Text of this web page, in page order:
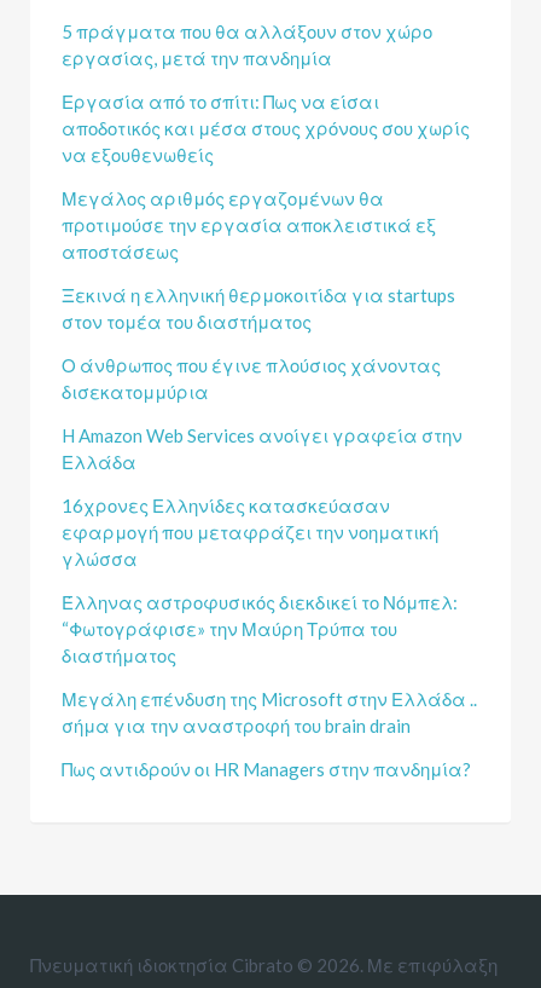
5 πράγματα που θα αλλάξουν στον χώρο
εργασίας, μετά την πανδημία
Εργασία από το σπίτι: Πως να είσαι
αποδοτικός και μέσα στους χρόνους σου χωρίς
να εξουθενωθείς
Μεγάλος αριθμός εργαζομένων θα
προτιμούσε την εργασία αποκλειστικά εξ
αποστάσεως
Ξεκινά η ελληνική θερμοκοιτίδα για startups
στον τομέα του διαστήματος
Ο άνθρωπος που έγινε πλούσιος χάνοντας
δισεκατομμύρια
H Amazon Web Services ανοίγει γραφεία στην
Ελλάδα
16χρονες Ελληνίδες κατασκεύασαν
εφαρμογή που μεταφράζει την νοηματική
γλώσσα
Έλληνας αστροφυσικός διεκδικεί το Νόμπελ:
“Φωτογράφισε» την Μαύρη Τρύπα του
διαστήματος
Μεγάλη επένδυση της Microsoft στην Ελλάδα ..
σήμα για την αναστροφή του brain drain
Πως αντιδρούν οι HR Managers στην πανδημία?
Πνευματική ιδιοκτησία Cibrato © 2026. Με επιφύλαξη